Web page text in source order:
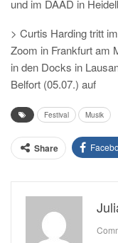
und im DAAD in
> Curtis Harding tritt
Zoom in Frankfurt am
in den Docks in
Belfort (05.07.) auf
Festival Musik
Share